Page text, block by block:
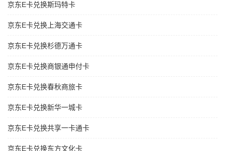
京东E卡兑换斯玛特卡
京东E卡兑换上海交通卡
京东E卡兑换杉德万通卡
京东E卡兑换商银通申付卡
京东E卡兑换春秋商旅卡
京东E卡兑换新华一城卡
京东E卡兑换共享一卡通卡
京东E卡兑换东方文化卡